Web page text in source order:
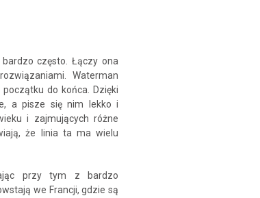
często. Łączy ona
Waterman
do końca. Dzięki
a pisze się nim lekko i
i zajmujących różne
że linia ta ma wielu
przy tym z bardzo
we Francji, gdzie są